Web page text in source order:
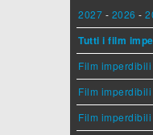
2027 - 2026 -
Tutti i film
Film imperdibili
Film imperdibili
Film